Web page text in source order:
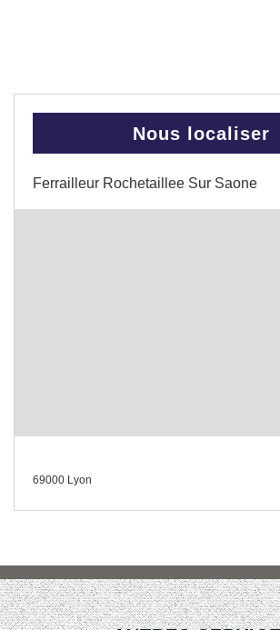
Nous localiser
Ferrailleur Rochetaillee Sur Saone
69000 Lyon